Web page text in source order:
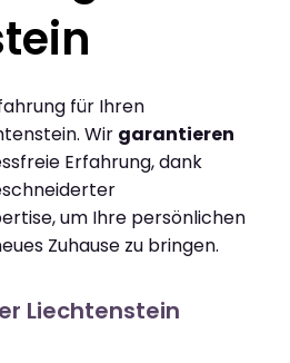
für Ihren
Wir garantieren
Erfahrung, dank
um Ihre persönlichen
Zuhause zu bringen.
Liechtenstein